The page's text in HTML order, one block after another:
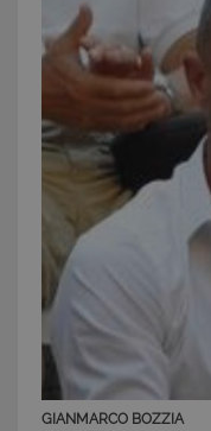
GIANMARCO BOZZIA